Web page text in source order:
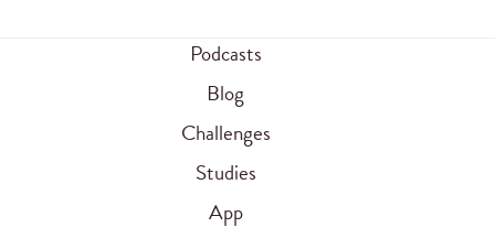
Podcasts
Blog
Challenges
Studies
App